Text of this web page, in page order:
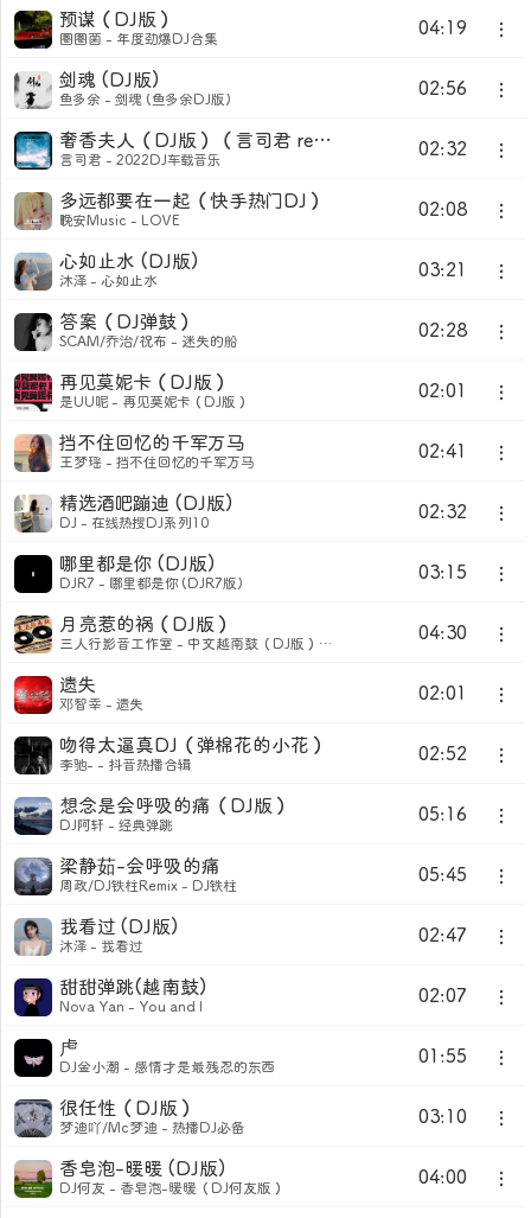
04:19
预谋（DJ版）
圈圈菌 - 年度劲爆DJ合集
02:56
剑魂 (DJ版)
鱼多余 - 剑魂 (鱼多余DJ版)
02:32
奢香夫人（DJ版）（言司君 remix）
言司君 - 2022DJ车载音乐
02:08
多远都要在一起（快手热门DJ）
晚安Music - LOVE
03:21
心如止水 (DJ版)
沐泽 - 心如止水
02:28
答案（DJ弹鼓）
SCAM/乔治/祝布 - 迷失的船
02:01
再见莫妮卡（DJ版）
是UU呢 - 再见莫妮卡（DJ版）
02:41
挡不住回忆的千军万马
王梦瑶 - 挡不住回忆的千军万马
02:32
精选酒吧蹦迪 (DJ版)
DJ - 在线热搜DJ系列10
03:15
哪里都是你 (DJ版)
DJR7 - 哪里都是你 (DJR7版)
04:30
月亮惹的祸（DJ版）
三人行影音工作室 - 中文越南鼓（DJ版）抖音热播榜
02:01
遗失
邓智幸 - 遗失
02:52
吻得太逼真DJ（弹棉花的小花）
李驰- - 抖音热播合辑
05:16
想念是会呼吸的痛（DJ版）
DJ阿轩 - 经典弹跳
05:45
梁静茹-会呼吸的痛
周政/DJ铁柱Remix - DJ铁柱
02:47
我看过 (DJ版)
沐泽 - 我看过
02:07
甜甜弹跳(越南鼓)
Nova Yan - You and I
01:55
虍
DJ金小潮 - 感情才是最残忍的东西
03:10
很任性（DJ版）
梦迪吖/Mc梦迪 - 热播DJ必备
04:00
香皂泡-暖暖 (DJ版)
DJ何友 - 香皂泡-暖暖（DJ何友版）